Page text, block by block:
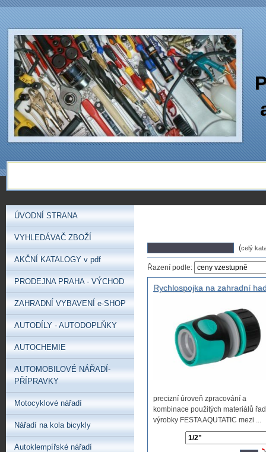
(celý
Řazení podle:
Rychlospojka na zahradní
precizní úroveň zpracování a
kombinace použitých materiálů
výrobky FESTA AQUTATIC mezi ...
ÚVODNÍ STRANA
VYHLEDÁVAČ ZBOŽÍ
AKČNÍ KATALOGY v pdf
PRODEJNA PRAHA - VÝCHOD
ZAHRADNÍ VYBAVENÍ e-SHOP
AUTODÍLY - AUTODOPLŇKY
AUTOCHEMIE
AUTOMOBILOVÉ NÁŘADÍ-
PŘÍPRAVKY
Motocyklové nářadí
Nářadí na kola bicykly
Autoklempířské nářadí